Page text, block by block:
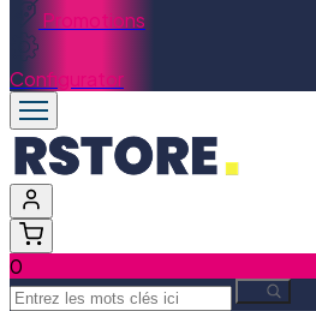
Promotions
Configurator
0